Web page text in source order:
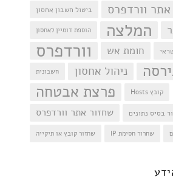
ביטול חשבון אחסון וורדפרס
הוספת דומיין לאחסון המלצה
וורדפרס חומת אש
חשבונית ניהול אחסון
פרצת אבטחה
קובץ Hosts
שחזור אתר וורדפרס בסיס נתונים
שחזור קובץ או תיקייה שחרור חסימת IP